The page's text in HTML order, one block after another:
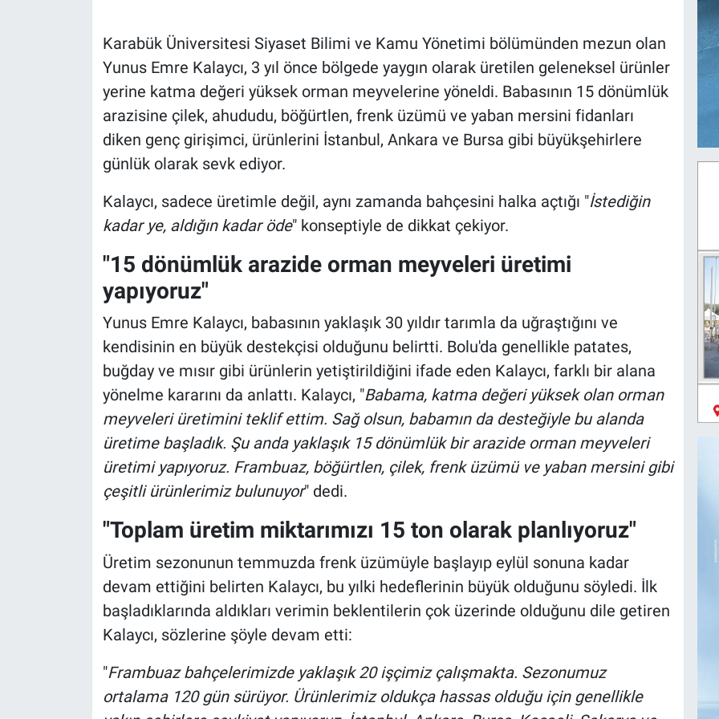
Karabük Üniversitesi Siyaset Bilimi ve Kamu Yönetimi bölümünden mezun olan
Yunus Emre Kalaycı, 3 yıl önce bölgede yaygın olarak üretilen geleneksel ürünler
yerine katma değeri yüksek orman meyvelerine yöneldi. Babasının 15 dönümlük
arazisine çilek, ahududu, böğürtlen, frenk üzümü ve yaban mersini fidanları
diken genç girişimci, ürünlerini İstanbul, Ankara ve Bursa gibi büyükşehirlere
günlük olarak sevk ediyor.
Kalaycı, sadece üretimle değil, aynı zamanda bahçesini halka açtığı "İstediğin
kadar ye, aldığın kadar öde" konseptiyle de dikkat çekiyor.
"15 dönümlük arazide orman meyveleri üretimi
yapıyoruz"
Yunus Emre Kalaycı, babasının yaklaşık 30 yıldır tarımla da uğraştığını ve
kendisinin en büyük destekçisi olduğunu belirtti. Bolu'da genellikle patates,
buğday ve mısır gibi ürünlerin yetiştirildiğini ifade eden Kalaycı, farklı bir alana
yönelme kararını da anlattı. Kalaycı, "Babama, katma değeri yüksek olan orman
meyveleri üretimini teklif ettim. Sağ olsun, babamın da desteğiyle bu alanda
üretime başladık. Şu anda yaklaşık 15 dönümlük bir arazide orman meyveleri
üretimi yapıyoruz. Frambuaz, böğürtlen, çilek, frenk üzümü ve yaban mersini gibi
çeşitli ürünlerimiz bulunuyor" dedi.
"Toplam üretim miktarımızı 15 ton olarak planlıyoruz"
Üretim sezonunun temmuzda frenk üzümüyle başlayıp eylül sonuna kadar
devam ettiğini belirten Kalaycı, bu yılki hedeflerinin büyük olduğunu söyledi. İlk
başladıklarında aldıkları verimin beklentilerin çok üzerinde olduğunu dile getiren
Kalaycı, sözlerine şöyle devam etti:
"Frambuaz bahçelerimizde yaklaşık 20 işçimiz çalışmakta. Sezonumuz
ortalama 120 gün sürüyor. Ürünlerimiz oldukça hassas olduğu için genellikle